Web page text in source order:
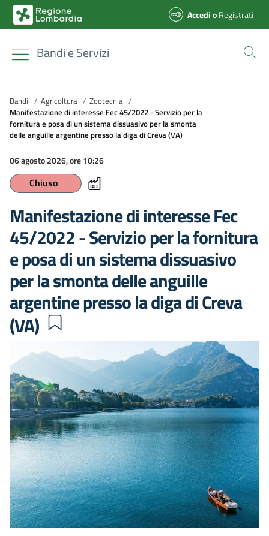
AccedioRegistrati
Bandi e Servizi
Bandi / Agricoltura / Zootecnia /
Manifestazione di interesse Fec 45/2022 - Servizio per la
fornitura e posa di un sistema dissuasivo per la smonta
delle anguille argentine presso la diga di Creva (VA)
06 agosto 2026, ore 10:26
Chiuso
Manifestazione di interesse Fec
45/2022 - Servizio per la fornitura
e posa di un sistema dissuasivo
per la smonta delle anguille
argentine presso la diga di Creva
(VA)